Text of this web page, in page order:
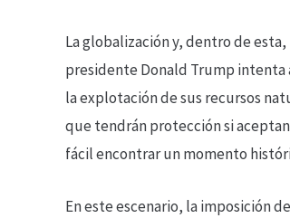
La globalización y, dentro de
presidente Donald Trump intenta
la explotación de sus recursos
que tendrán protección si
fácil encontrar un momento
En este escenario, la imposición